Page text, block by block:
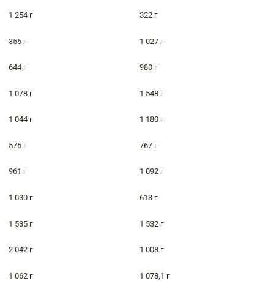
1 254 г 322 г
356 г 1 027 г
644 г 980 г
1 078 г 1 548 г
1 044 г 1 180 г
575 г 767 г
961 г 1 092 г
1 030 г 613 г
1 535 г 1 532 г
2 042 г 1 008 г
1 062 г 1 078,1 г